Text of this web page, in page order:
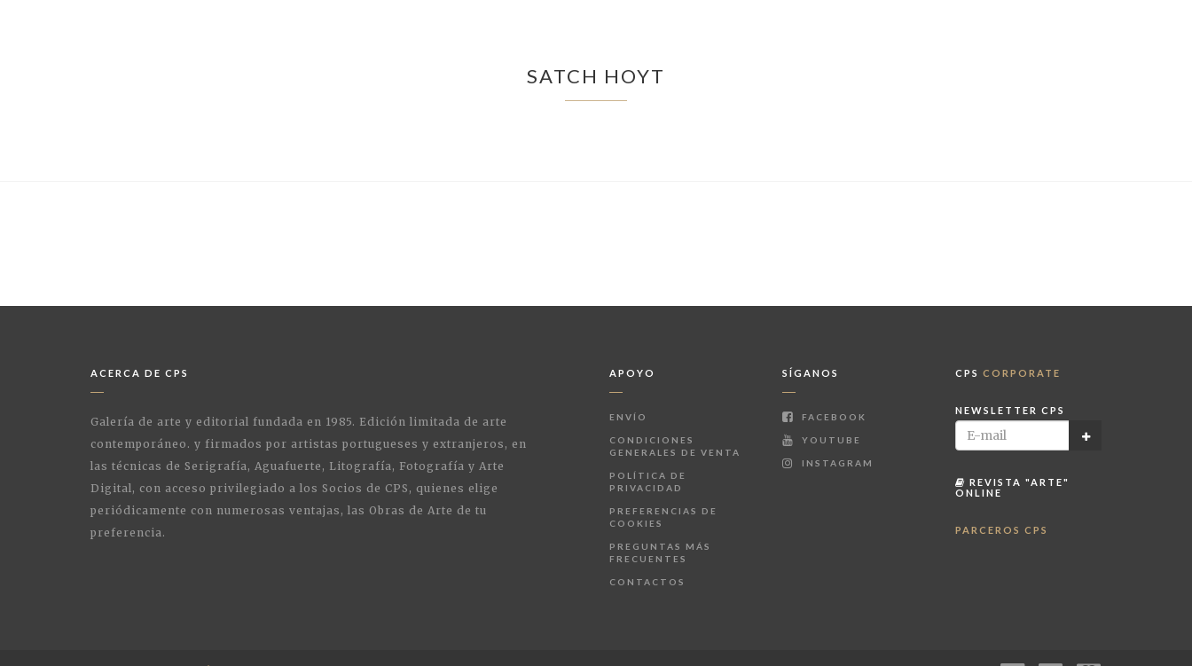
SATCH HOYT
ACERCA DE CPS
Galería de arte y editorial fundada en 1985. Edición limitada de arte
contemporáneo. y firmados por artistas portugueses y extranjeros, en
las técnicas de Serigrafía, Aguafuerte, Litografía, Fotografía y Arte
Digital, con acceso privilegiado a los Socios de CPS, quienes elige
periódicamente con numerosas ventajas, las Obras de Arte de tu
preferencia.
APOYO
ENVÍO
CONDICIONES
GENERALES DE VENTA
POLÍTICA DE
PRIVACIDAD
PREFERENCIAS DE
COOKIES
PREGUNTAS MÁS
FRECUENTES
CONTACTOS
SÍGANOS
FACEBOOK
YOUTUBE
INSTAGRAM
CPS CORPORATE
NEWSLETTER CPS
REVISTA "ARTE"
ONLINE
PARCEROS CPS